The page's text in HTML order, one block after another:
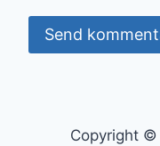
Copyright ©